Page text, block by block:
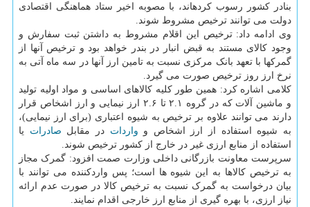
بنادر کشور رسوب کرده‎اند، با مصوبه اخیر ستاد هماهنگی اقتصادی
دولت می توانند ترخیص مشروط شوند.
وی ادامه داد: ترخیص این اقلام مشروط به داشتن ثبت سفارش و
وجود کالای مستند به قبض انبار در بندر خواهد بود و ترخیص آنها از
گمرکها با تعهد بانک مرکزی نسبت به تامین ارز آنها در سه ماه آتی به
نرخ ارز روز ترخیص صورت می گیرد.
کلامی اشاره کرد: همین طور کلیه کالاهای اساسی و مواد اولیه تولید
و ماشین آلات که در گروه ۲.۱ تا ۲.۶ ارز نیمایی و ارز اشخاص قرار
دارند می توانند علاوه بر ترخیص به شیوه اعتباری (برای ارز نیمایی)،
به شیوه استفاده از ارز اشخاص و واردات در مقابل صادرات یا
استفاده از منابع ارزی غیر در خارج از کشور ترخیص شوند.
سرپرست معاونت بازرگانی داخلی وزارت صمت افزود: گمرک مجاز
به ترخیص کالاها به این شیوه ها است؛ پس واردکننده می توانند با
بیان درخواست به گمرک نسبت به ترخیص کالا در صورت عدم ارائه
نیاز ارزی، با بهره گیری از منابع ارز خارجی اقدام نمایند.